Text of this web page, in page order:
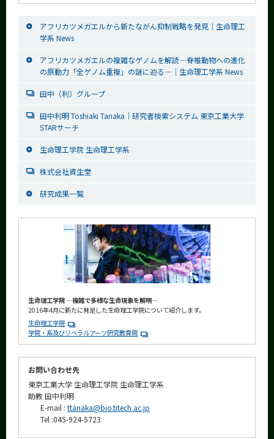
アフリカツメガエルから新たながん抑制戦略を発見│生命理工
学系 News
アフリカツメガエルの複雑なゲノムを解読―脊椎動物への進化
の原動力「全ゲノム重複」の謎に迫る―│生命理工学系 News
田中（利）グループ
田中利明 Toshiaki Tanaka｜研究者検索システム 東京工業大学
STARサーチ
生命理工学院 生命理工学系
株式会社資生堂
研究成果一覧
生命理工学院 ―複雑で多様な生命現象を解明―
2016年4月に新たに発足した生命理工学院について紹介します。
生命理工学院
学院・系及びリベラルアーツ研究教育院
お問い合わせ先
東京工業大学 生命理工学院 生命理工学系
助教 田中利明
E-mail :ttanaka@bio.titech.ac.jp
Tel :045-924-5723